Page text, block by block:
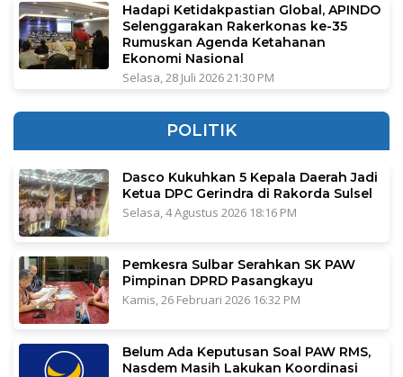
Hadapi Ketidakpastian Global, APINDO
Selenggarakan Rakerkonas ke-35
Rumuskan Agenda Ketahanan
Ekonomi Nasional
Selasa, 28 Juli 2026 21:30 PM
POLITIK
Dasco Kukuhkan 5 Kepala Daerah Jadi
Ketua DPC Gerindra di Rakorda Sulsel
Selasa, 4 Agustus 2026 18:16 PM
Pemkesra Sulbar Serahkan SK PAW
Pimpinan DPRD Pasangkayu
Kamis, 26 Februari 2026 16:32 PM
Belum Ada Keputusan Soal PAW RMS,
Nasdem Masih Lakukan Koordinasi